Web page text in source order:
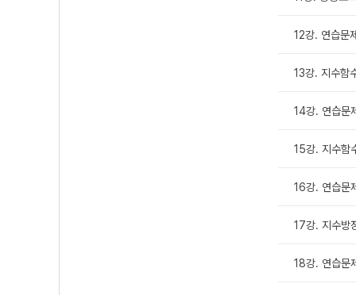
12강. 연습문
13강. 지수함
14강. 연습문
15강. 지수함
16강. 연습문
17강. 지수방
18강. 연습문